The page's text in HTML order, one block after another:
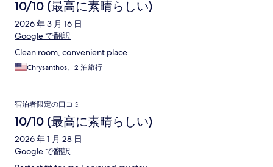
10/10 (最高に素晴らしい)
2026 年 3 月 16 日
Google で翻訳
Clean room, convenient place
Chrysanthos、2 泊旅行
宿泊者限定の口コミ
10/10 (最高に素晴らしい)
2026 年 1 月 28 日
Google で翻訳